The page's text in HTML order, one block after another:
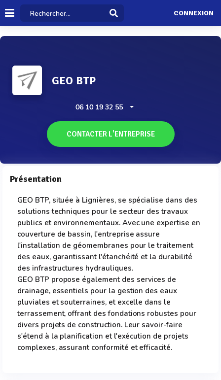
CONNEXION
GEO BTP
06 10 19 32 55
CONTACTER L'ENTREPRISE
Présentation
GEO BTP, située à Lignières, se spécialise dans des
solutions techniques pour le secteur des travaux
publics et environnementaux. Avec une expertise en
couverture de bassin, l'entreprise assure
l'installation de géomembranes pour le traitement
des eaux, garantissant l'étanchéité et la durabilité
des infrastructures hydrauliques.
GEO BTP propose également des services de
drainage, essentiels pour la gestion des eaux
pluviales et souterraines, et excelle dans le
terrassement, offrant des fondations robustes pour
divers projets de construction. Leur savoir-faire
s'étend à la planification et l'exécution de projets
complexes, assurant conformité et efficacité.